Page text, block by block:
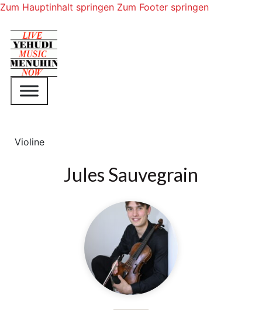
Zum Hauptinhalt springen Zum Footer springen
Violine
Jules Sauvegrain